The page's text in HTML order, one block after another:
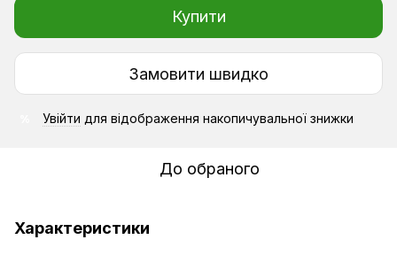
Купити
Замовити швидко
Увійти для відображення накопичувальної знижки
До обраного
Характеристики